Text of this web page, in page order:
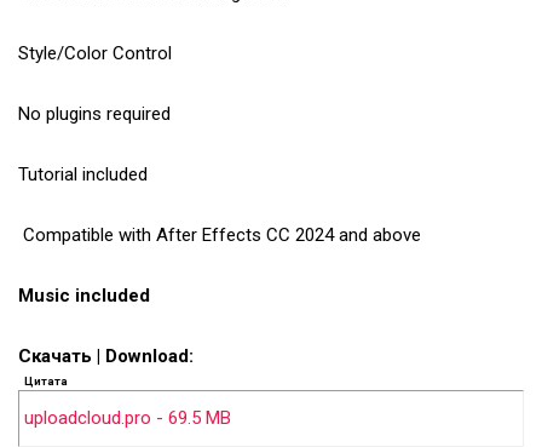
Style/Color Control
No plugins required
Tutorial included
️ Compatible with After Effects CC 2024 and above
Music included
Скачать | Download:
Цитата
uploadcloud.pro - 69.5 MB